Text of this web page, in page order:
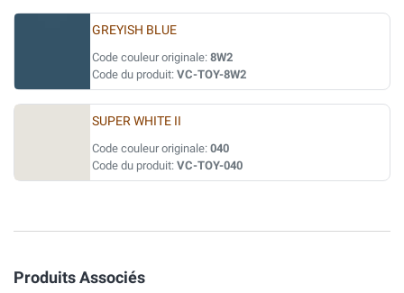
GREYISH BLUE
Code couleur originale: 8W2
Code du produit: VC-TOY-8W2
SUPER WHITE II
Code couleur originale: 040
Code du produit: VC-TOY-040
Produits Associés